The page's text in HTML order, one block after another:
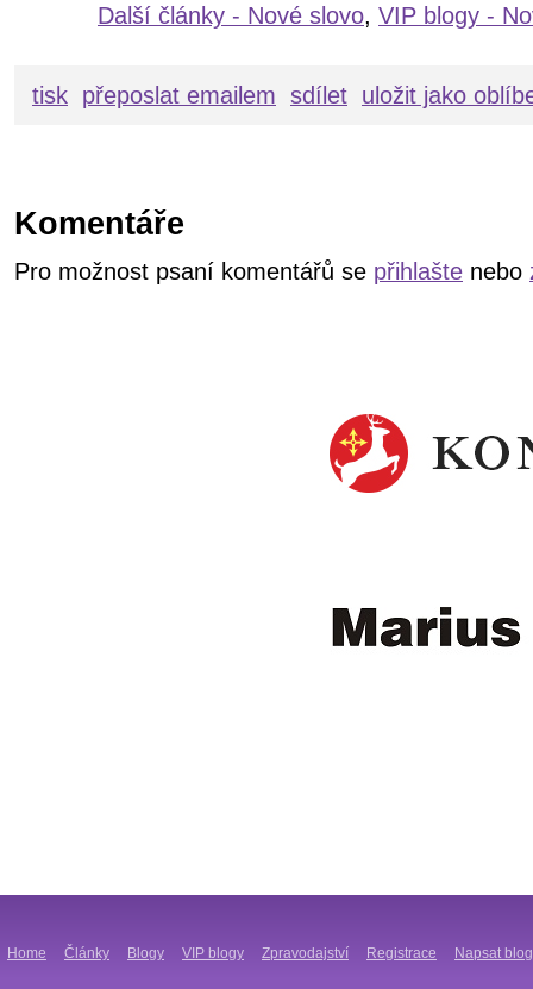
Další články - Nové slovo, VIP blogy -
tisk přeposlat emailem sdílet uložit jako
Komentáře
Pro možnost psaní komentářů se přihlašte nebo
Home Články Blogy VIP blogy Zpravodajství Registrace Napsat blog